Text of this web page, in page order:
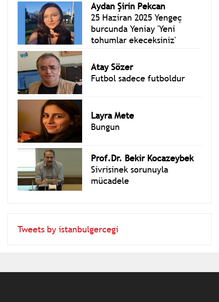
Aydan Şirin Pekcan
25 Haziran 2025 Yengeç
burcunda Yeniay 'Yeni
tohumlar ekeceksiniz'
Atay Sözer
Futbol sadece futboldur
Layra Mete
Bungun
Prof.Dr. Bekir Kocazeybek
Sivrisinek sorunuyla
mücadele
Tweets by istanbulgercegi